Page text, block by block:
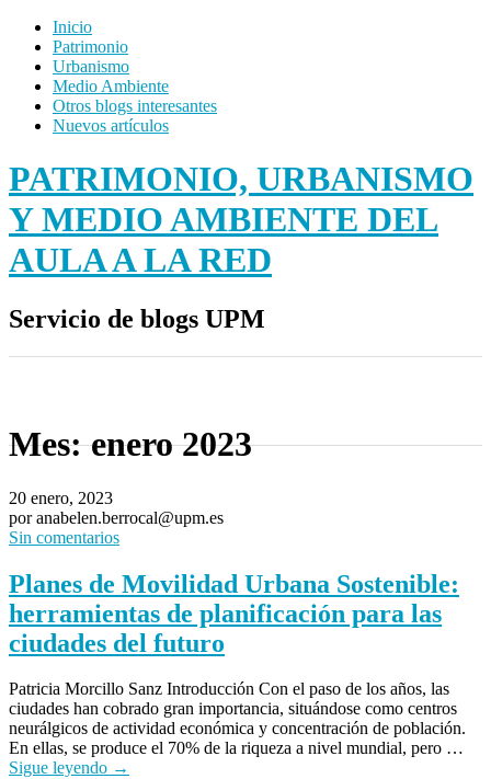
Inicio
Patrimonio
Urbanismo
Medio Ambiente
Otros blogs interesantes
Nuevos artículos
PATRIMONIO, URBANISMO
Y MEDIO AMBIENTE DEL
AULA A LA RED
Servicio de blogs UPM
Mes:enero 2023
20 enero, 2023
por anabelen.berrocal@upm.es
Sin comentarios
Planes de Movilidad Urbana Sostenible:
herramientas de planificación para las
ciudades del futuro
Patricia Morcillo Sanz Introducción Con el paso de los años, las
ciudades han cobrado gran importancia, situándose como centros
neurálgicos de actividad económica y concentración de población.
En ellas, se produce el 70% de la riqueza a nivel mundial, pero …
Sigue leyendo →